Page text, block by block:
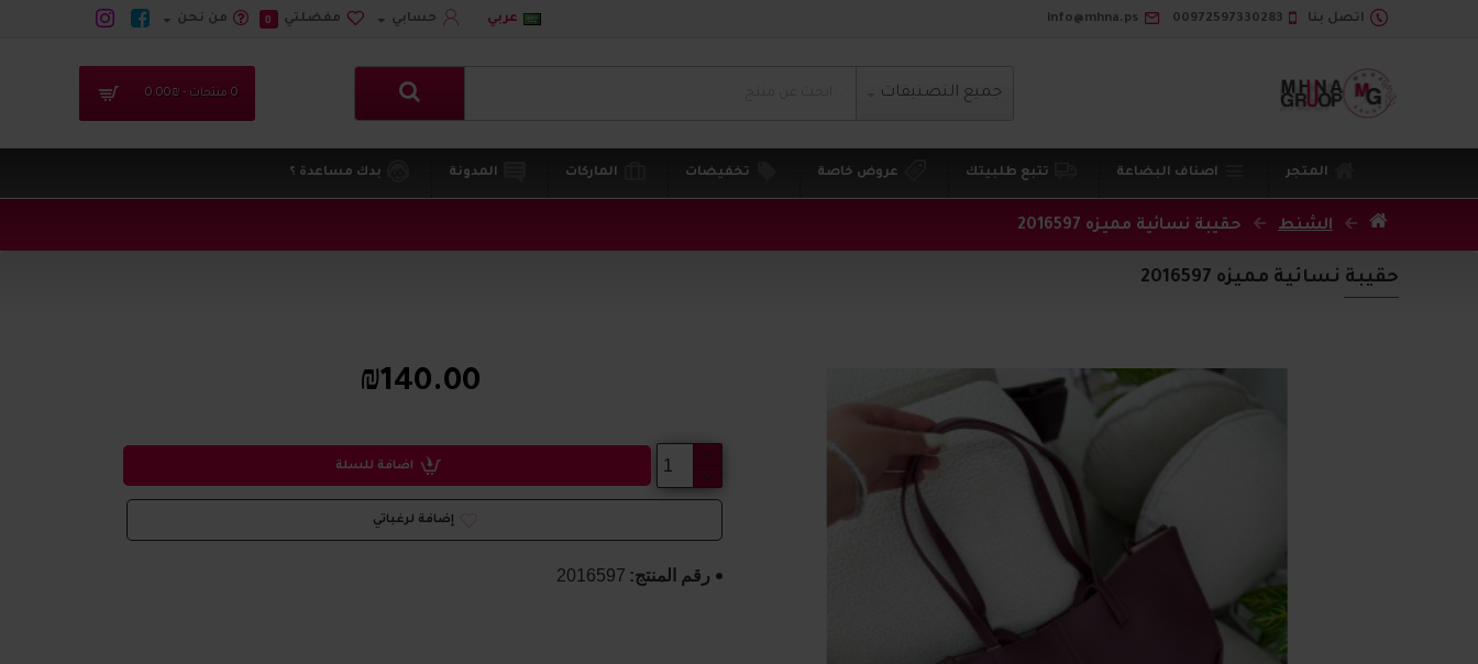
اتصل بنا 00972597330283
info@mhna.ps عربي حسابي مفضلتي 0 من نحن
جميع التصنيفات 0 منتجات - ₪0.00
المتجر اصناف البضاعة تتبع طلبيتك عروض خاصة تخفيضات الماركات المدونة بدك مساعدة ؟
الشنط حقيبة نسائية مميزه 2016597
حقيبة نسائية مميزه 2016597
رقم المنتج: 2016597
₪140.00
اضافة للسلة
إضافة لرغباتي